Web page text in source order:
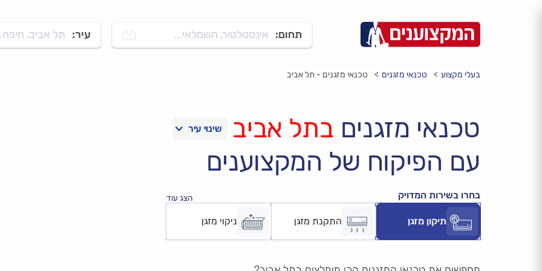
תחום: אינסטלטור, חשמלאי... עיר: תל אביב,
בעלי מקצוע טכנאי מזגנים טכנאי מזגנים - תל אביב
טכנאי מזגנים בתל אביב
עם הפיקוח של המקצוענים
בחרו בשירות המדויק הצג עוד
תיקון מזגן התקנת מזגן ניקוי מזגן